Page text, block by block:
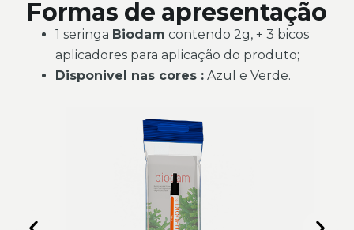
Formas de apresentação
1 seringa Biodam contendo 2g, + 3 bicos
aplicadores para aplicação do produto;
Disponivel nas cores : Azul e Verde.